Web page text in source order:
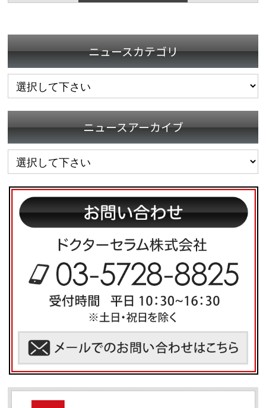
ニュースカテゴリ
ニュースアーカイブ